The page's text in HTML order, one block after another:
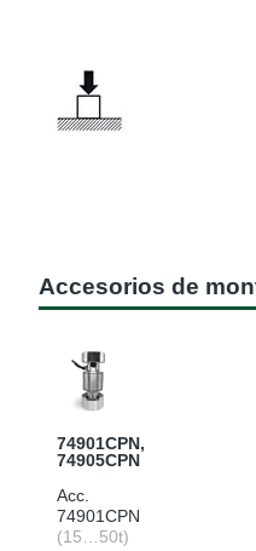
Accesorios de
74901CPN,
74905CPN
Acc.
74901CPN
(15…50t)